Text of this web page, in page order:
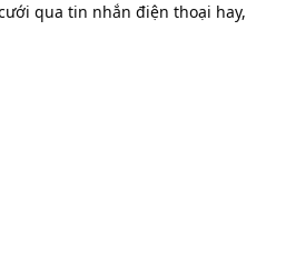
qua tin nhắn​ điện thoại hay,